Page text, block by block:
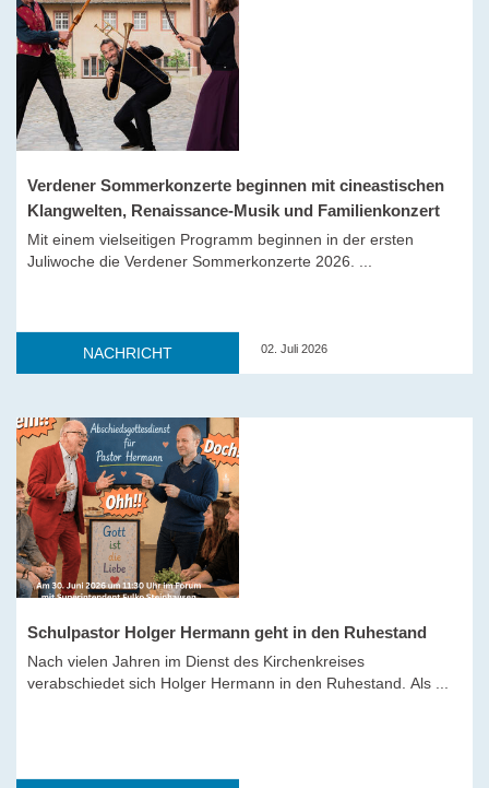
Verdener Sommerkonzerte beginnen mit cineastischen
Klangwelten, Renaissance-Musik und Familienkonzert
Mit einem vielseitigen Programm beginnen in der ersten
Juliwoche die Verdener Sommerkonzerte 2026. ...
NACHRICHT 02. Juli 2026
Schulpastor Holger Hermann geht in den Ruhestand
Nach vielen Jahren im Dienst des Kirchenkreises
verabschiedet sich Holger Hermann in den Ruhestand. Als ...